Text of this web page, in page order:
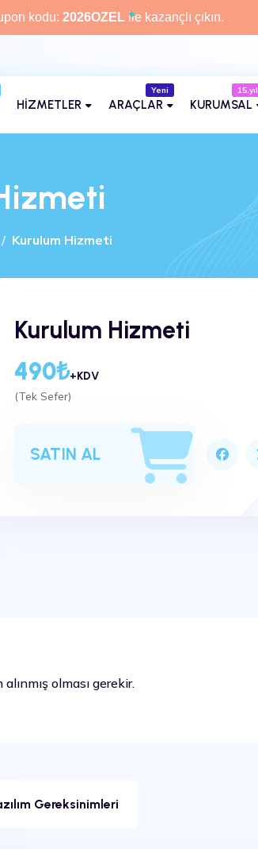
kodu: 2026OZELile kazançlı çıkın.
HİZMETLER
Yeni
ARAÇLAR
15.yıl
KURUMSAL
Kurulum Hizmeti
Kurulum Hizmeti
490₺+KDV
(Tek Sefer)
SATIN AL
olması gerekir.
Gereksinimleri